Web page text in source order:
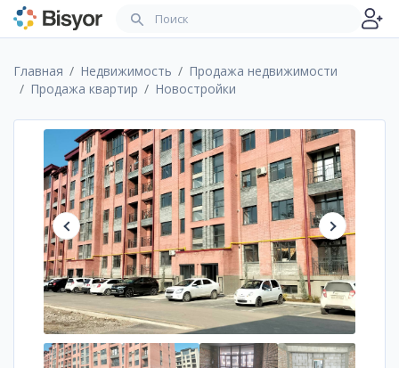
Главная Недвижимость
Продажа недвижимости
Продажа квартир
Новостройки